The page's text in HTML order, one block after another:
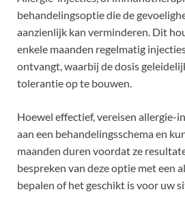
behandelingsoptie die de
aanzienlijk kan verminderen. Dit
enkele maanden regelmatig
ontvangt, waarbij de dosis
tolerantie op te bouwen.
Hoewel effectief, vereisen allergie-
aan een behandelingsschema en
maanden duren voordat ze
bespreken van deze optie met een
bepalen of het geschikt is voor uw